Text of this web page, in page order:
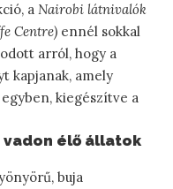
a Nairobi látnivalók
Centre) ennél sokkal
arról, hogy a
kapjanak, amely
kiegészítve a
vadon élő állatok
buja